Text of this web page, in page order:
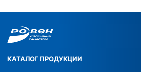
КАТАЛОГ ПРОДУКЦИИ